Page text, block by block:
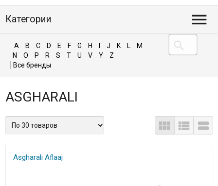
Категории
A B C D E F G H J K L
M
N
O P R S T U V Y Z
ASGHARALI
Asgharali Aflaaj